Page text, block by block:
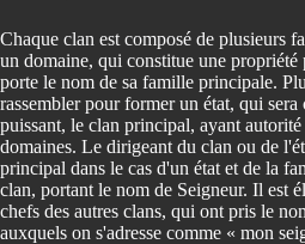
Chaque clan est composé de plusieurs
un domaine, qui constitue une
porte le nom de sa famille principale.
rassembler pour former un état, qui
puissant, le clan principal, ayant autorité
domaines. Le dirigeant du clan ou de
principal dans le cas d'un état et de la
clan, portant le nom de Seigneur. Il est
chefs des autres clans, qui ont pris le
auxquels on s'adresse comme « mon